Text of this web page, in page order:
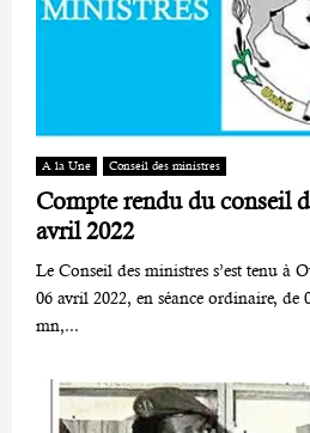
A la Une Conseil des ministres
Compte rendu du conseil
avril 2022
Le Conseil des ministres s’est tenu à
06 avril 2022, en séance ordinaire, de
mn,...